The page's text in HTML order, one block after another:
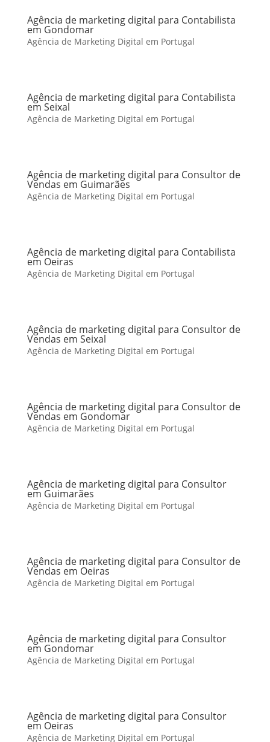
Agência de marketing digital para Contabilista
em Gondomar
Agência de Marketing Digital em Portugal
Agência de marketing digital para Contabilista
em Seixal
Agência de Marketing Digital em Portugal
Agência de marketing digital para Consultor de
Vendas em Guimarães
Agência de Marketing Digital em Portugal
Agência de marketing digital para Contabilista
em Oeiras
Agência de Marketing Digital em Portugal
Agência de marketing digital para Consultor de
Vendas em Seixal
Agência de Marketing Digital em Portugal
Agência de marketing digital para Consultor de
Vendas em Gondomar
Agência de Marketing Digital em Portugal
Agência de marketing digital para Consultor
em Guimarães
Agência de Marketing Digital em Portugal
Agência de marketing digital para Consultor de
Vendas em Oeiras
Agência de Marketing Digital em Portugal
Agência de marketing digital para Consultor
em Gondomar
Agência de Marketing Digital em Portugal
Agência de marketing digital para Consultor
em Oeiras
Agência de Marketing Digital em Portugal